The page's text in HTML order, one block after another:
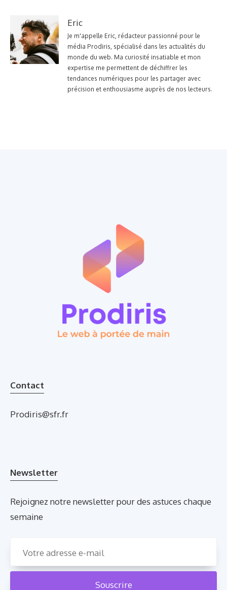
Eric
Je m'appelle Eric, rédacteur passionné pour le
média Prodiris, spécialisé dans les actualités du
monde du web. Ma curiosité insatiable et mon
expertise me permettent de déchiffrer les
tendances numériques pour les partager avec
précision et enthousiasme auprès de nos lecteurs.
Contact
Prodiris@sfr.fr
Newsletter
Rejoignez notre newsletter pour des astuces chaque
semaine